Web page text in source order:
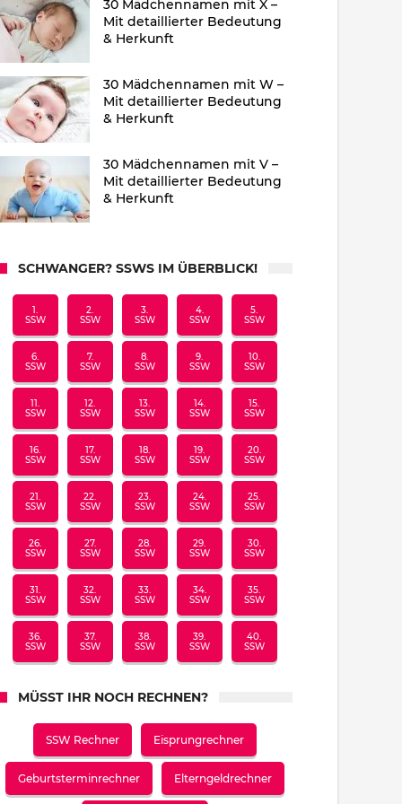
30 Mädchennamen mit X –
Mit detaillierter Bedeutung
& Herkunft
30 Mädchennamen mit W –
Mit detaillierter Bedeutung
& Herkunft
30 Mädchennamen mit V –
Mit detaillierter Bedeutung
& Herkunft
SCHWANGER? SSWS IM ÜBERBLICK!
1.
SSW
2.
SSW
3.
SSW
4.
SSW
5.
SSW
6.
SSW
7.
SSW
8.
SSW
9.
SSW
10.
SSW
11.
SSW
12.
SSW
13.
SSW
14.
SSW
15.
SSW
16.
SSW
17.
SSW
18.
SSW
19.
SSW
20.
SSW
21.
SSW
22.
SSW
23.
SSW
24.
SSW
25.
SSW
26.
SSW
27.
SSW
28.
SSW
29.
SSW
30.
SSW
31.
SSW
32.
SSW
33.
SSW
34.
SSW
35.
SSW
36.
SSW
37.
SSW
38.
SSW
39.
SSW
40.
SSW
MÜSST IHR NOCH RECHNEN?
SSW Rechner Eisprungrechner
Geburtsterminrechner Elterngeldrechner